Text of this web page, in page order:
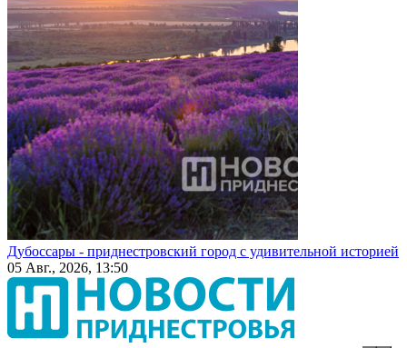
Дубоссары - приднестровский город с удивительной историей
05 Авг., 2026, 13:50